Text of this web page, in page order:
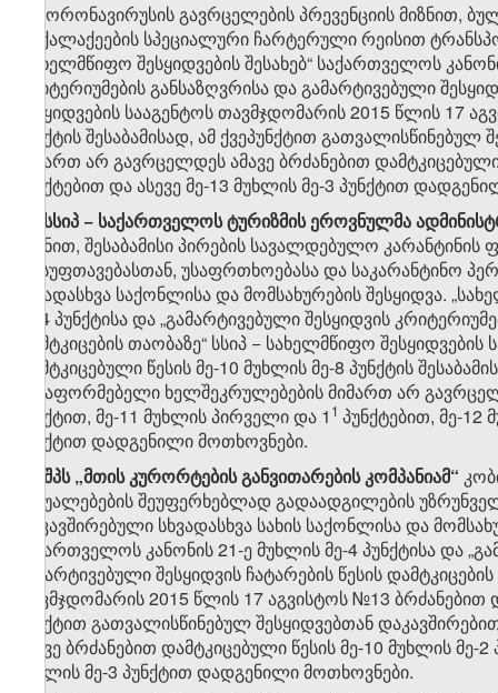
გ) კორონავირუსის გავრცელების პრევენციის
მოქალაქეების სპეციალური ჩარტერული რეისით
„სახელმწიფო შესყიდვების შესახებ“ საქართველოს
კრიტერიუმების განსაზღვრისა და გამარტივებული
შესყიდვების სააგენტოს თავმჯდომარის 2015 წლის 17
პუნქტის შესაბამისად, ამ ქვეპუნქტით
მიმართ არ გავრცელდეს ამავე ბრძანებით
პუნქტებით და ასევე მე-13 მუხლის მე-3 პუნქტით
სსიპ − საქართველოს ტურიზმის ეროვნულმა
მიზნით, შესაბამისი პირების სავალდებულო
დასუფთავებასთან, უსაფრთხოებასა და საკარანტინო
სხვადასხვა საქონლისა და მომსახურების შესყიდვა.
მე-4 პუნქტისა და „გამარტივებული შესყიდვის
დამტკიცების თაობაზე“ სსიპ − სახელმწიფო
დამტკიცებული წესის მე-10 მუხლის მე-8 პუნქტის
გასაფორმებელი ხელშეკრულებების მიმართ არ
პუნქტით, მე-11 მუხლის პირველი და 1 ​1 პუნქტებით, მე-12
პუნქტით დადგენილი მოთხოვნები.
. შპს „მთის კურორტების განვითარების კომპანიამ“
საშუალებების შეუფერხებლად გადაადგილების
დაკავშირებული სხვადასხვა სახის საქონლისა და
საქართველოს კანონის 21-ე მუხლის მე-4 პუნქტისა და
გამარტივებული შესყიდვის ჩატარების წესის
თავმჯდომარის 2015 წლის 17 აგვისტოს №13 ბრძანებით
პუნქტით გათვალისწინებულ შესყიდვებთან
ამავე ბრძანებით დამტკიცებული წესის მე-10 მუხლის
მუხლის მე-3 პუნქტით დადგენილი მოთხოვნები.